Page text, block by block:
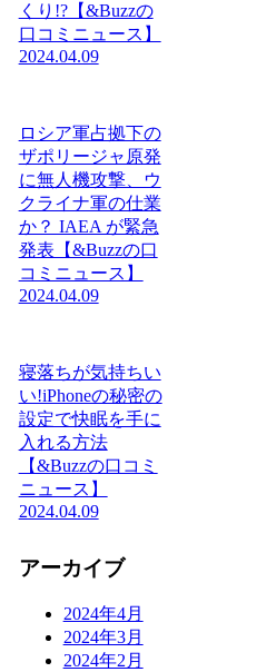
くり!?【&Buzzの
口コミニュース】
2024.04.09
ロシア軍占拠下の
ザポリージャ原発
に無人機攻撃、ウ
クライナ軍の仕業
か？ IAEA が緊急
発表【&Buzzの口
コミニュース】
2024.04.09
寝落ちが気持ちい
い!iPhoneの秘密の
設定で快眠を手に
入れる方法
【&Buzzの口コミ
ニュース】
2024.04.09
アーカイブ
2024年4月
2024年3月
2024年2月